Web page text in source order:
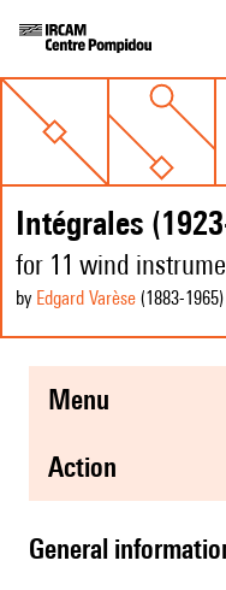
Intégrales
for 11 wind
by Edgard Varèse (1883-1965)
menu
action
general